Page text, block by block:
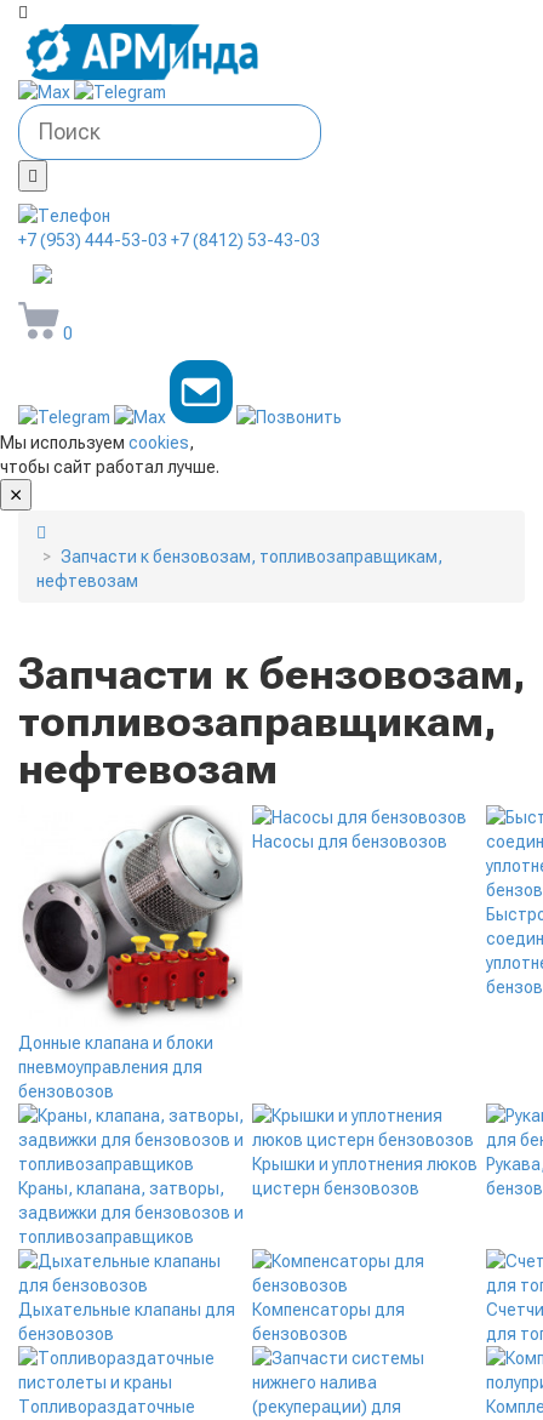
+7 (953) 444-53-03 +7 (8412) 53-43-03
0
Мы используем cookies,
чтобы сайт работал лучше.
Запчасти к бензовозам, топливозаправщикам,
нефтевозам
Запчасти к бензовозам,
топливозаправщикам,
нефтевозам
Донные клапана и блоки
пневмоуправления для
бензовозов
Насосы для бензовозов
Краны, клапана, затворы,
задвижки для бензовозов и
топливозаправщиков
Крышки и уплотнения люков
цистерн бензовозов
Дыхательные клапаны для
бензовозов
Компенсаторы для
бензовозов
для
Топливораздаточные